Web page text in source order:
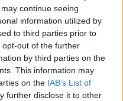
continue seeing
information utilized by
to third parties prior to
out of the further
by third parties on the
This information may
on the IAB’s List of
further disclose it to other
νησί στον Περσικό
των νότιων
βρίσκεται κοντά